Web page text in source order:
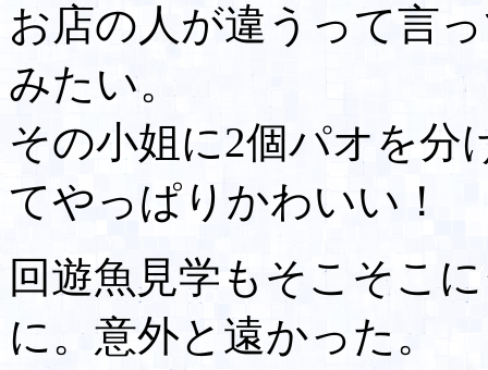
お店の人が違うって言
みたい。
その小姐に2個パオを分
てやっぱりかわいい！
回遊魚見学もそこそこ
に。意外と遠かった。